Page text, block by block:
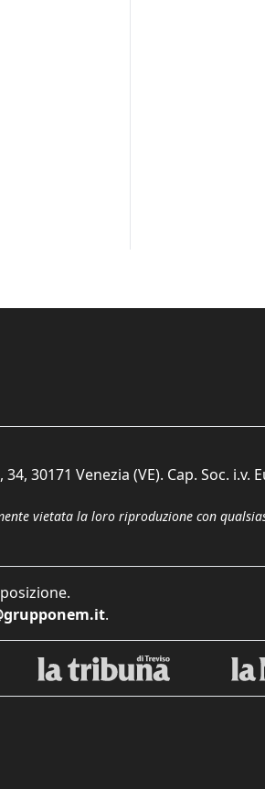
30171 Venezia (VE). Cap. Soc. i.v.
vietata la loro riproduzione con
.